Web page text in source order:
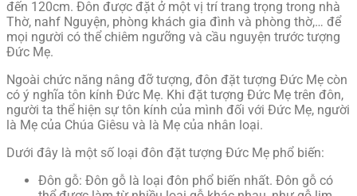
đến 120cm. Đôn được đặt ở một vị trí trang trọng trong nhà
Thờ, nahf Nguyện, phòng khách gia đình và phòng thờ,… để
mọi người có thể chiêm ngưỡng và cầu nguyện trước tượng
Đức Mẹ.
Ngoài chức năng nâng đỡ tượng, đôn đặt tượng Đức Mẹ còn
có ý nghĩa tôn kính Đức Mẹ. Khi đặt tượng Đức Mẹ trên đôn,
người ta thể hiện sự tôn kính của mình đối với Đức Mẹ, người
là Mẹ của Chúa Giêsu và là Mẹ của nhân loại.
Dưới đây là một số loại đôn đặt tượng Đức Mẹ phổ biến:
Đôn gỗ: Đôn gỗ là loại đôn phổ biến nhất. Đôn gỗ có